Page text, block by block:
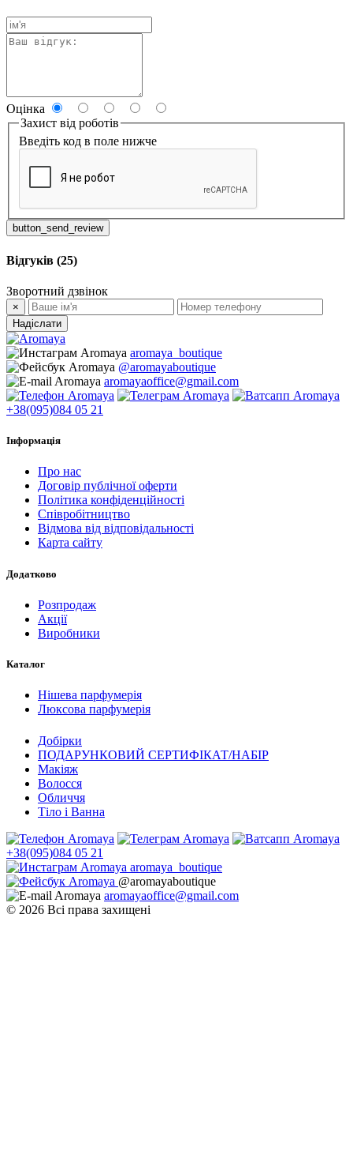
Оцінка
Захист від роботів
Введіть код в поле нижче
button_send_review
Відгуків (25)
Зворотний дзвінок
×
Надіслати
aromaya_boutique
@aromayaboutique
aromayaoffice@gmail.com
+38(095)084 05 21
Інформація
Про нас
Договір публічної оферти
Політика конфіденційності
Співробітництво
Відмова від відповідальності
Карта сайту
Додатково
Розпродаж
Акції
Виробники
Каталог
Нішева парфумерія
Люксова парфумерія
Добірки
ПОДАРУНКОВИЙ СЕРТИФІКАТ/НАБІР
Макіяж
Волосся
Обличчя
Тіло і Ванна
+38(095)084 05 21
aromaya_boutique
@aromayaboutique
aromayaoffice@gmail.com
© 2026 Всі права захищені